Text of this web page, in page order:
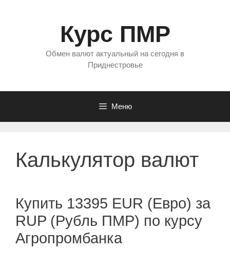
Курс ПМР
Обмен валют актуальный на сегодня в
Приднестровье
Меню
Калькулятор валют
Купить 13395 EUR (Евро) за
RUP (Рубль ПМР) по курсу
Агропромбанка